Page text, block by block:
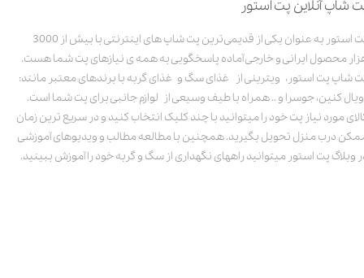
شاپ آنلاین پت استور
پت استور به عنوان یکی از قدیمی‌ترین پت شاپ های اینترنتی با بیش از 3000
محصول ایرانی و خارجی آماده پاسخگویی به همه ی نیازهای پت شما هست.
شاپ پت استور، ویترینی از غذای سگ و غذای گربه با برندهای معتبر مانند:
کنین، جوسرا و .. همراه با طیف وسیعی از لوازم جانبی برای پت شما است.
مورد نیاز پت خود را میتوانید با چند کلیک انتخاب کنید و در سریع ترین زمان
درب منزل تحویل بگیرید. همچنین با مطالعه مطالب و ویدیوهای آموزشی
وبلاگ پت استور میتوانید راههای نگهداری از سگ و گربه خود را آموزش ببینید.